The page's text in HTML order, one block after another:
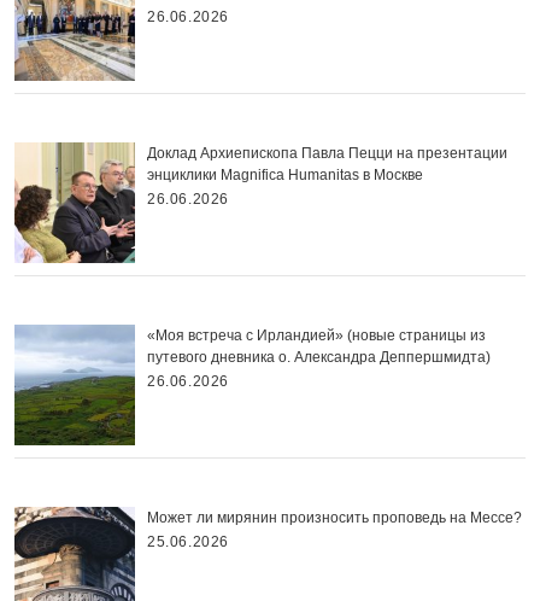
26.06.2026
Доклад Архиепископа Павла Пецци на презентации
энциклики Magnifica Нumanitas в Москве
26.06.2026
«Моя встреча с Ирландией» (новые страницы из
путевого дневника о. Александра Деппершмидта)
26.06.2026
Может ли мирянин произносить проповедь на Мессе?
25.06.2026